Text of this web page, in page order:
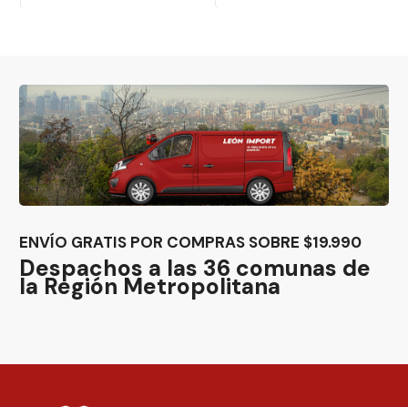
ENVÍO GRATIS POR COMPRAS SOBRE $19.990
Despachos a las 36 comunas de
la Región Metropolitana